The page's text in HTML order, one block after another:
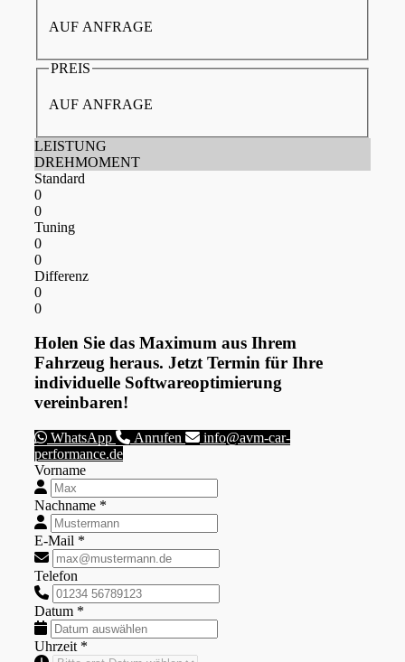
AUF ANFRAGE
PREIS
AUF ANFRAGE
LEISTUNG
DREHMOMENT
Standard
0
0
Tuning
0
0
Differenz
0
0
Holen Sie das Maximum aus Ihrem
Fahrzeug heraus. Jetzt Termin für Ihre
individuelle Softwareoptimierung
vereinbaren!
WhatsApp Anrufen
info@avm-car-
performance.de
Vorname
Nachname *
E-Mail *
Telefon
Datum *
Uhrzeit *